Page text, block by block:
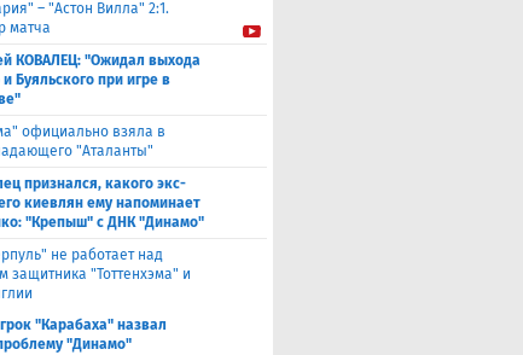
– "Астон Вилла" 2:1.
матча
КОВАЛЕЦ: "Ожидал выхода
Буяльского при игре в
официально взяла в
"Аталанты"
признался, какого экс-
киевлян ему напоминает
"Крепыш" с ДНК "Динамо"
не работает над
защитника "Тоттенхэма" и
"Карабаха" назвал
"Динамо"